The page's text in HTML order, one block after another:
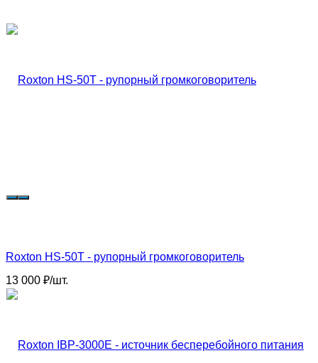
Roxton HS-50T - рупорный громкоговоритель
13 000 ₽/шт.